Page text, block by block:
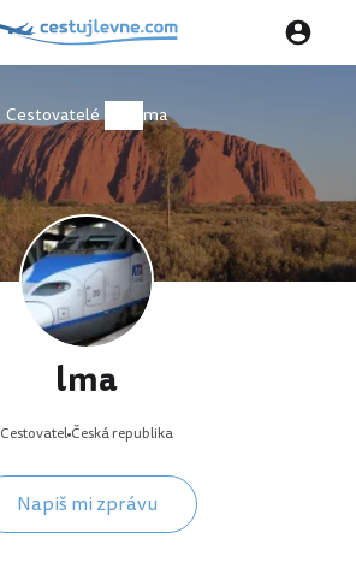
Cestovatelé lma
lma
Cestovatel Česká republika
Napiš mi zprávu